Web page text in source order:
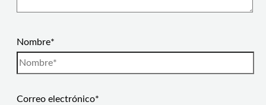
Nombre*
Correo electrónico*